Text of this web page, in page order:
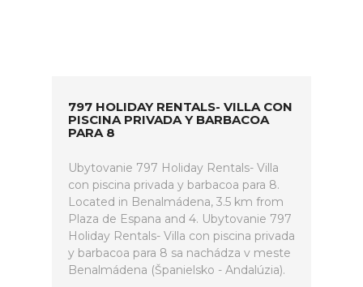
797 HOLIDAY RENTALS- VILLA CON
PISCINA PRIVADA Y BARBACOA
PARA 8
Ubytovanie 797 Holiday Rentals- Villa
con piscina privada y barbacoa para 8.
Located in Benalmádena, 3.5 km from
Plaza de Espana and 4. Ubytovanie 797
Holiday Rentals- Villa con piscina privada
y barbacoa para 8 sa nachádza v meste
Benalmádena (Španielsko - Andalúzia).